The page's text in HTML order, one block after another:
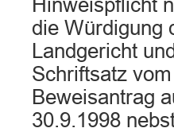
Hinweispflicht
die Würdigung
Landgericht
Schriftsatz
Beweisantrag
30.9.1998